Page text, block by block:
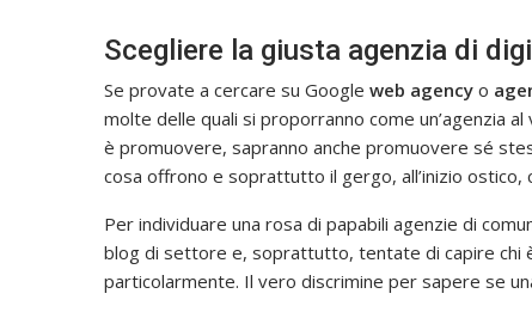
Scegliere la giusta agenzia di
Se provate a cercare su Google web agency o
molte delle quali si proporranno come un’agenzia
è promuovere, sapranno anche promuovere sé
cosa offrono e soprattutto il gergo, all’inizio ostico,
Per individuare una rosa di papabili agenzie di
blog di settore e, soprattutto, tentate di capire chi
particolarmente. Il vero discrimine per sapere se